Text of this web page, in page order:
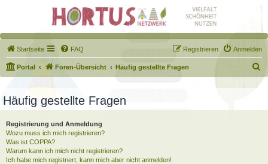
Startseite FAQ Anmelden
Registrieren
Portal Foren-Übersicht Häufig gestellte Fragen
u
h
Häufig gestellte Fragen
Registrierung und Anmeldung
Wozu muss ich mich registrieren?
Was ist COPPA?
Warum kann ich mich nicht registrieren?
Ich habe mich registriert, kann mich aber nicht anmelden!